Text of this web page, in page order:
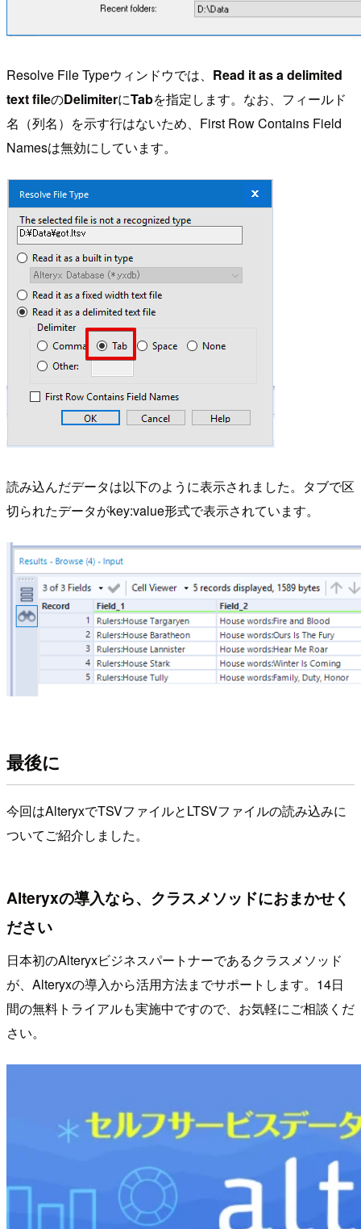
Resolve File Typeウィンドウでは、 Read it as a delimited
text fileのDelimiterにTabを指定します。なお、フィールド
名（列名）を示す行はないため、First Row Contains Field
Namesは無効にしています。
読み込んだデータは以下のように表示されました。タブで区
切られたデータがkey:value形式で表示されています。
最後に
今回はAlteryxでTSVファイルとLTSVファイルの読み込みに
ついてご紹介しました。
Alteryxの導入なら、クラスメソッドにおまかせく
ださい
日本初のAlteryxビジネスパートナーであるクラスメソッド
が、Alteryxの導入から活用方法までサポートします。14日
間の無料トライアルも実施中ですので、お気軽にご相談くだ
さい。